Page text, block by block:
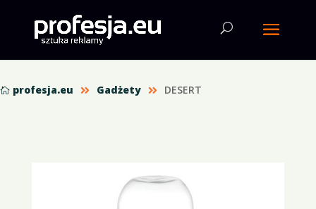
 profesja.eu  Gadżety  DESERT